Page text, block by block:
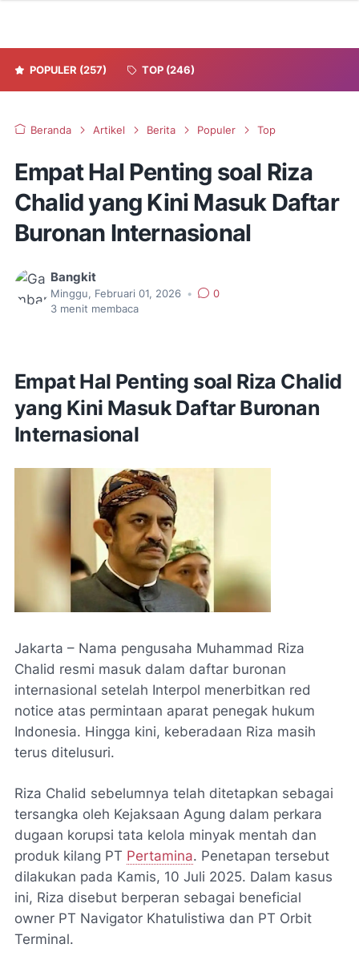
POPULER (257) TOP (246)
Beranda Artikel Berita Populer Top
Empat Hal Penting soal Riza
Chalid yang Kini Masuk Daftar
Buronan Internasional
Bangkit
Minggu, Februari 01, 2026 •
0
3 menit membaca
Empat Hal Penting soal Riza Chalid
yang Kini Masuk Daftar Buronan
Internasional
Jakarta – Nama pengusaha Muhammad Riza
Chalid resmi masuk dalam daftar buronan
internasional setelah Interpol menerbitkan red
notice atas permintaan aparat penegak hukum
Indonesia. Hingga kini, keberadaan Riza masih
terus ditelusuri.
Riza Chalid sebelumnya telah ditetapkan sebagai
tersangka oleh Kejaksaan Agung dalam perkara
dugaan korupsi tata kelola minyak mentah dan
produk kilang PT Pertamina. Penetapan tersebut
dilakukan pada Kamis, 10 Juli 2025. Dalam kasus
ini, Riza disebut berperan sebagai beneficial
owner PT Navigator Khatulistiwa dan PT Orbit
Terminal.